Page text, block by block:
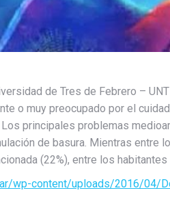
de Tres de Febrero –
o muy preocupado por el
principales problemas
de basura. Mientras
(22%), entre los
wp-content/uploads/2016/04/